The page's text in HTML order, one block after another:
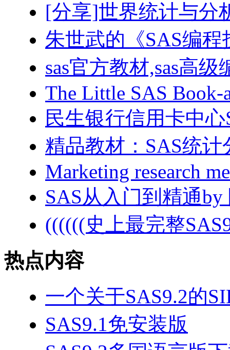
[分享]世界统计与分
朱世武的《SAS编程
sas官方教材,sas高
The Little SAS Book-
民生银行信用卡中
精品教材：SAS统计
Marketing research
SAS从入门到精通
((((((史上最完整
热点内容
一个关于SAS9.2的
SAS9.1免安装版